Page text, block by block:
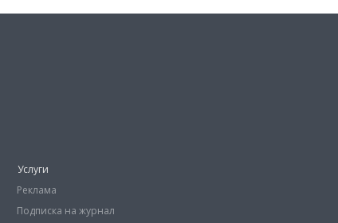
Услуги
Реклама
Подписка на журнал